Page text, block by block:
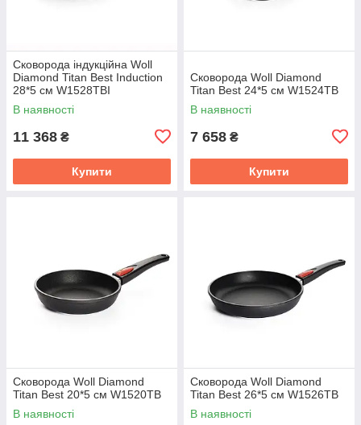
Сковорода індукційна Woll
Diamond Titan Best Induсtion
28*5 см W1528TBI
В наявності
11 368 ₴
Купити
Сковорода Woll Diamond
Titan Best 24*5 см W1524TB
В наявності
7 658 ₴
Купити
Сковорода Woll Diamond
Titan Best 20*5 см W1520TB
В наявності
Сковорода Woll Diamond
Titan Best 26*5 см W1526TB
В наявності